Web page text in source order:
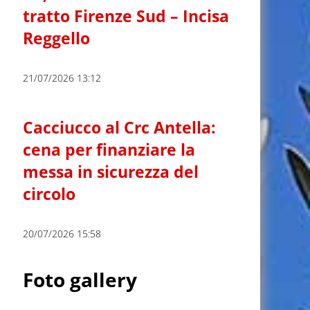
tratto Firenze Sud – Incisa
Reggello
21/07/2026 13:12
Cacciucco al Crc Antella:
cena per finanziare la
messa in sicurezza del
circolo
20/07/2026 15:58
Foto gallery